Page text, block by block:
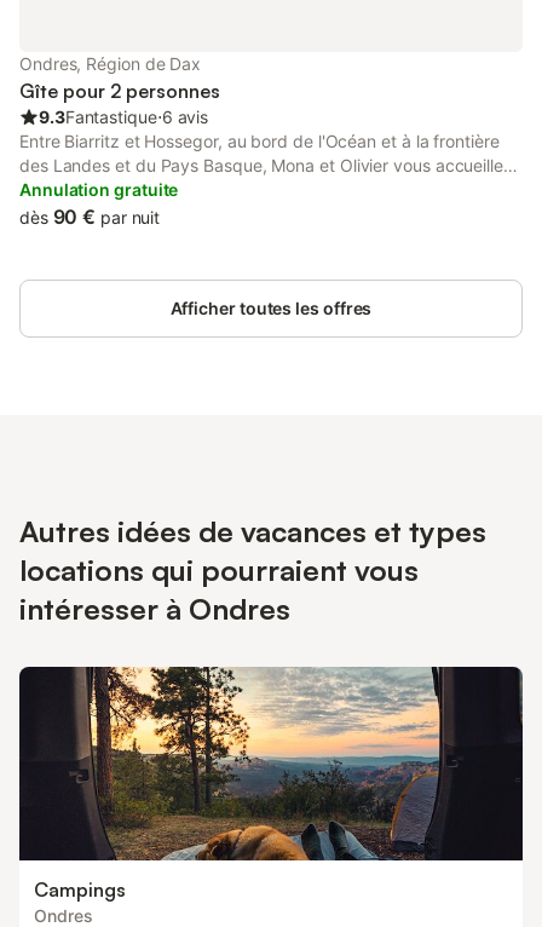
ménage de fin de séjour est inclus dans le prix de la réservation.
A régler avant votre arrivée : taxe de
Ondres, Région de Dax
Gîte pour 2 personnes
9.3Fantastique⋅6 avis
Entre Biarritz et Hossegor, au bord de l'Océan et à la frontière
des Landes et du Pays Basque, Mona et Olivier vous accueillent
dans ce charmant studio adossé à la maison. Le studio contient
un 1 lit double et un couchage en mezzanine, 1 cuisine équipée
disposition : 1 lit parapluie (pour bébé et jeune enfant)
Annulation gratuite
dès 90 € par nuit
Afficher toutes les offres
Autres idées de vacances et types
locations qui pourraient vous
intéresser à Ondres
Campings
Ondres